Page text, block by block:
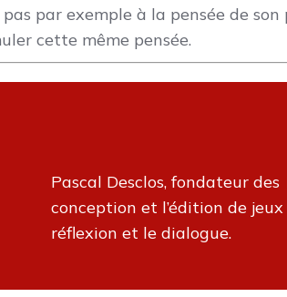
par exemple à la pensée de
cette même pensée.
Pascal Desclos, fondateur des
conception et l’édition de
réflexion et le dialogue.